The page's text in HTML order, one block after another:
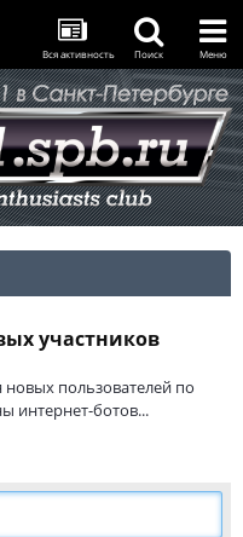
Вся активность Поиск Меню
участников
пользователей по
интернет-ботов...